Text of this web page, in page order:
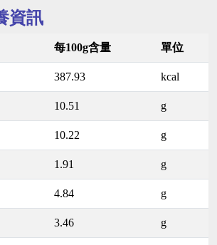
資訊
每100g含量 單位
387.93 kcal
10.51 g
10.22 g
1.91 g
4.84 g
3.46 g